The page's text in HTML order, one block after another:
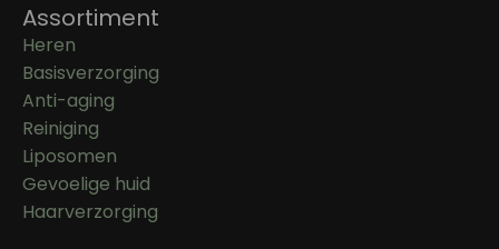
Assortiment
Heren
Basisverzorging
Anti-aging
Reiniging
Liposomen
Gevoelige huid
Haarverzorging